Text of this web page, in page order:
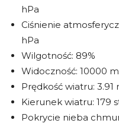
hPa
Ciśnienie
hPa
Wilgotność: 89%
Widoczność: 10000
Prędkość wiatru: 3.91
Kierunek wiatru: 179
Pokrycie nieba